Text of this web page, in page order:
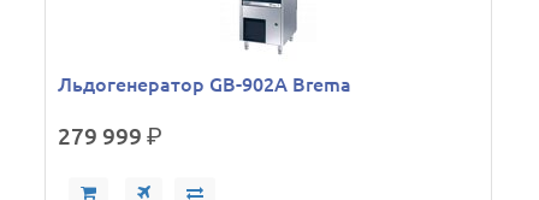
Льдогенератор GВ-902A Brema
279 999р.